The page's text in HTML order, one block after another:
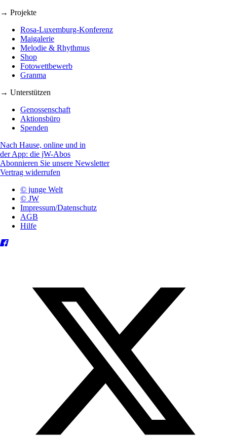
→ Projekte
Rosa-Luxemburg-Konferenz
Maigalerie
Melodie & Rhythmus
Shop
Fotowettbewerb
Granma
→ Unterstützen
Genossenschaft
Aktionsbüro
Spenden
Nach Hause, online und in
der App: die jW-Abos
Abonnieren Sie unsere Newsletter
Vertrag widerrufen
© junge Welt
© JW
Impressum/Datenschutz
AGB
Hilfe